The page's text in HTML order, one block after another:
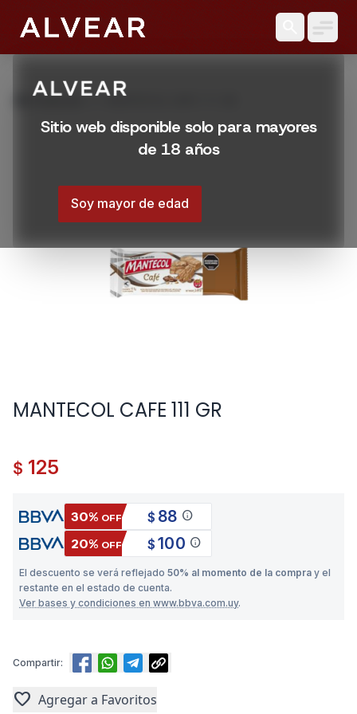
Sitio web disponible solo para mayores
de 18 años
Soy mayor de edad
Productos MANTECOL CAFE 111 GR
MANTECOL CAFE 111 GR
$ 125
30% OFF $ 88 info
20% OFF $ 100 info
El descuento se verá reflejado 50% al momento de la compra y el
restante en el estado de cuenta.
Ver bases y condiciones en www.bbva.com.uy.
Compartir:
favorite Agregar a Favoritos